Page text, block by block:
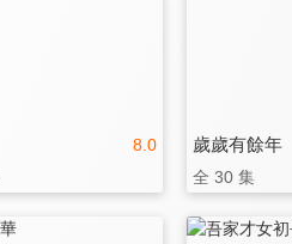
8.0 歲歲有餘年
全 30 集